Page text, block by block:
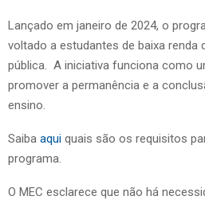
Lançado em janeiro de 2024, o
voltado a estudantes de baixa renda
pública. A iniciativa funciona como
promover a permanência e a
ensino.
Saiba aqui quais são os requisitos
programa.
O MEC esclarece que não há